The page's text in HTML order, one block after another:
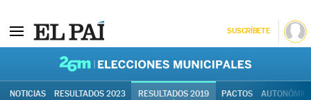
SUSCRÍBETE
NOTICIAS RESULTADOS 2023 RESULTADOS 2019 PACTOS